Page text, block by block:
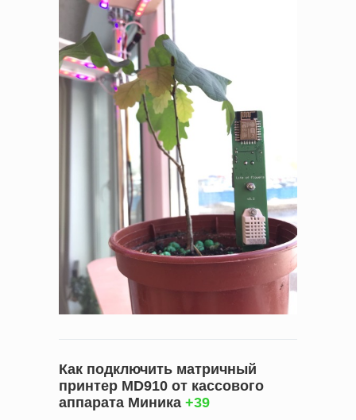
Как подключить матричный
принтер MD910 от кассового
аппарата Миника +39